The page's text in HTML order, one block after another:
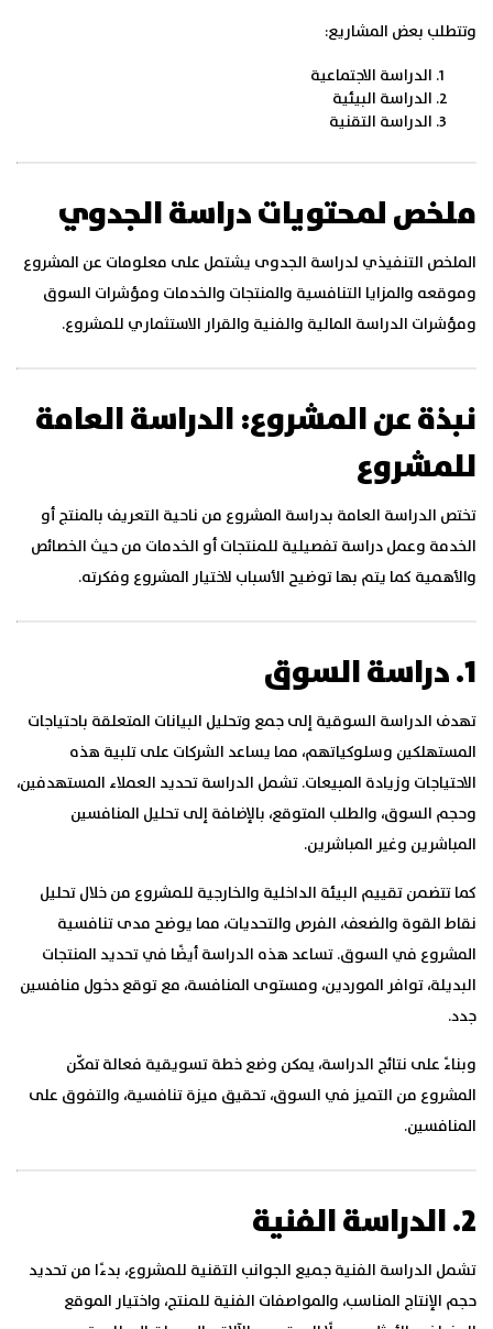
وتتطلب بعض المشاريع:
الدراسة الاجتماعية
الدراسة البيئية
الدراسة التقنية
ملخص لمحتويات دراسة الجدوي
الملخص التنفيذي لدراسة الجدوى يشتمل على معلومات عن المشروع
وموقعه والمزايا التنافسية والمنتجات والخدمات ومؤشرات السوق
ومؤشرات الدراسة المالية والفنية والقرار الاستثماري للمشروع.
نبذة عن المشروع: الدراسة العامة
للمشروع
تختص الدراسة العامة بدراسة المشروع من ناحية التعريف بالمنتج أو
الخدمة وعمل دراسة تفصيلية للمنتجات أو الخدمات من حيث الخصائص
والأهمية كما يتم بها توضيح الأسباب لاختيار المشروع وفكرته.
1. دراسة السوق
تهدف الدراسة السوقية إلى جمع وتحليل البيانات المتعلقة باحتياجات
المستهلكين وسلوكياتهم، مما يساعد الشركات على تلبية هذه
الاحتياجات وزيادة المبيعات. تشمل الدراسة تحديد العملاء المستهدفين،
وحجم السوق، والطلب المتوقع، بالإضافة إلى تحليل المنافسين
المباشرين وغير المباشرين.
كما تتضمن تقييم البيئة الداخلية والخارجية للمشروع من خلال تحليل
نقاط القوة والضعف، الفرص والتحديات، مما يوضح مدى تنافسية
المشروع في السوق. تساعد هذه الدراسة أيضًا في تحديد المنتجات
البديلة، توافر الموردين، ومستوى المنافسة، مع توقع دخول منافسين
جدد.
وبناءً على نتائج الدراسة، يمكن وضع خطة تسويقية فعالة تمكّن
المشروع من التميز في السوق، تحقيق ميزة تنافسية، والتفوق على
المنافسين.
2. الدراسة الفنية
تشمل الدراسة الفنية جميع الجوانب التقنية للمشروع، بدءًا من تحديد
حجم الإنتاج المناسب، والمواصفات الفنية للمنتج، واختيار الموقع